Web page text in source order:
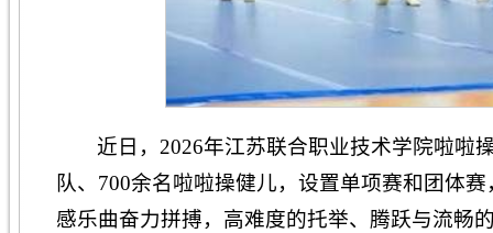
近日，2026年江苏联合职业技术学院啦啦
队、700余名啦啦操健儿，设置单项赛和团体
感乐曲奋力拼搏，高难度的托举、腾跃与流畅